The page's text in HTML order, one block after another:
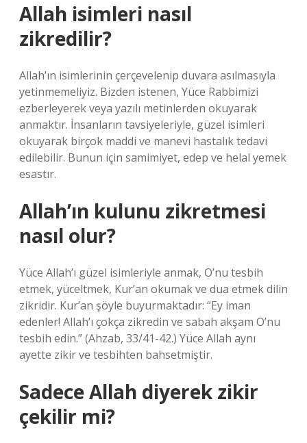
Allah isimleri nasıl
zikredilir?
Allah’ın isimlerinin çerçevelenip duvara asılmasıyla
yetinmemeliyiz. Bizden istenen, Yüce Rabbimizi
ezberleyerek veya yazılı metinlerden okuyarak
anmaktır. İnsanların tavsiyeleriyle, güzel isimleri
okuyarak birçok maddi ve manevi hastalık tedavi
edilebilir. Bunun için samimiyet, edep ve helal yemek
esastır.
Allah’ın kulunu zikretmesi
nasıl olur?
Yüce Allah’ı güzel isimleriyle anmak, O’nu tesbih
etmek, yüceltmek, Kur’an okumak ve dua etmek dilin
zikridir. Kur’an şöyle buyurmaktadır: “Ey iman
edenler! Allah’ı çokça zikredin ve sabah akşam O’nu
tesbih edin.” (Ahzab, 33/41-42.) Yüce Allah aynı
ayette zikir ve tesbihten bahsetmiştir.
Sadece Allah diyerek zikir
çekilir mi?